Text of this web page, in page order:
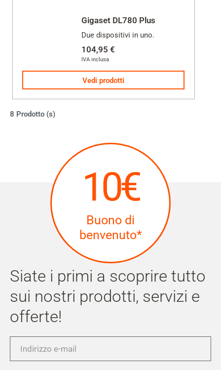
Gigaset DL780 Plus
Due dispositivi in uno.
104,95 €
IVA inclusa
Vedi prodotti
8 Prodotto (s)
10€
Buono di
benvenuto*
Siate i primi a scoprire tutto
sui nostri prodotti, servizi e
offerte!